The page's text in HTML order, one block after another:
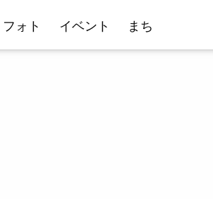
フォト イベント まち